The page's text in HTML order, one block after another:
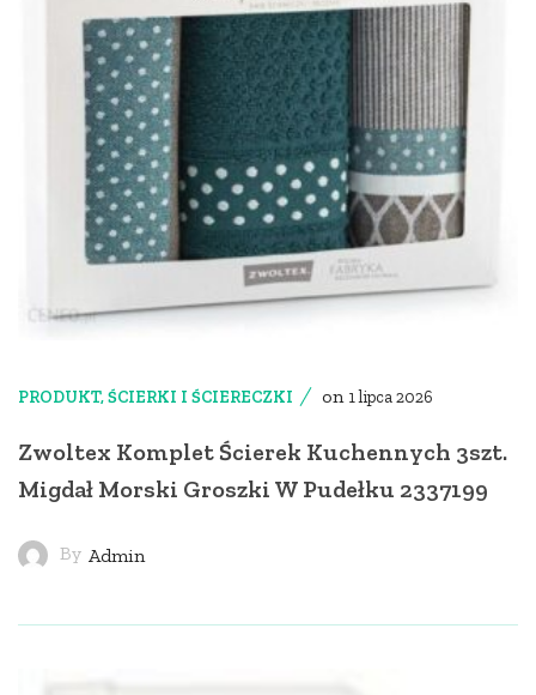
PRODUKT,ŚCIERKI I ŚCIERECZKI on 1 lipca 2026
Zwoltex Komplet Ścierek Kuchennych 3szt.
Migdał Morski Groszki W Pudełku 2337199
By Admin